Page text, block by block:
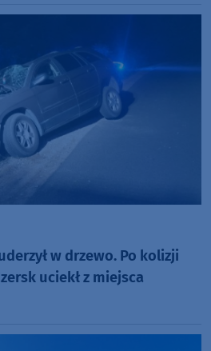
w drzewo. Po kolizji
uciekł z miejsca